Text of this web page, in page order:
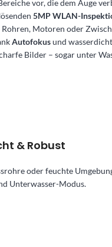
vor, die dem Auge
5MP WLAN-
Rohren, Motoren oder
Autofokusund
Bilder – sogar unter
& Robust
oder feuchte
Unterwasser-Modus.